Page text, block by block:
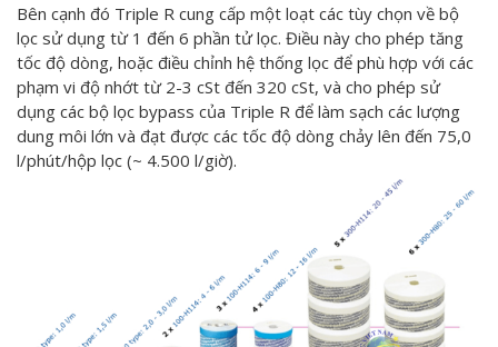
Bên cạnh đó Triple R cung cấp một loạt các tùy chọn về bộ
lọc sử dụng từ 1 đến 6 phần tử lọc. Điều này cho phép tăng
tốc độ dòng, hoặc điều chỉnh hệ thống lọc để phù hợp với các
phạm vi độ nhớt từ 2-3 cSt đến 320 cSt, và cho phép sử
dụng các bộ lọc bypass của Triple R để làm sạch các lượng
dung môi lớn và đạt được các tốc độ dòng chảy lên đến 75,0
l/phút/hộp lọc (~ 4.500 l/giờ).